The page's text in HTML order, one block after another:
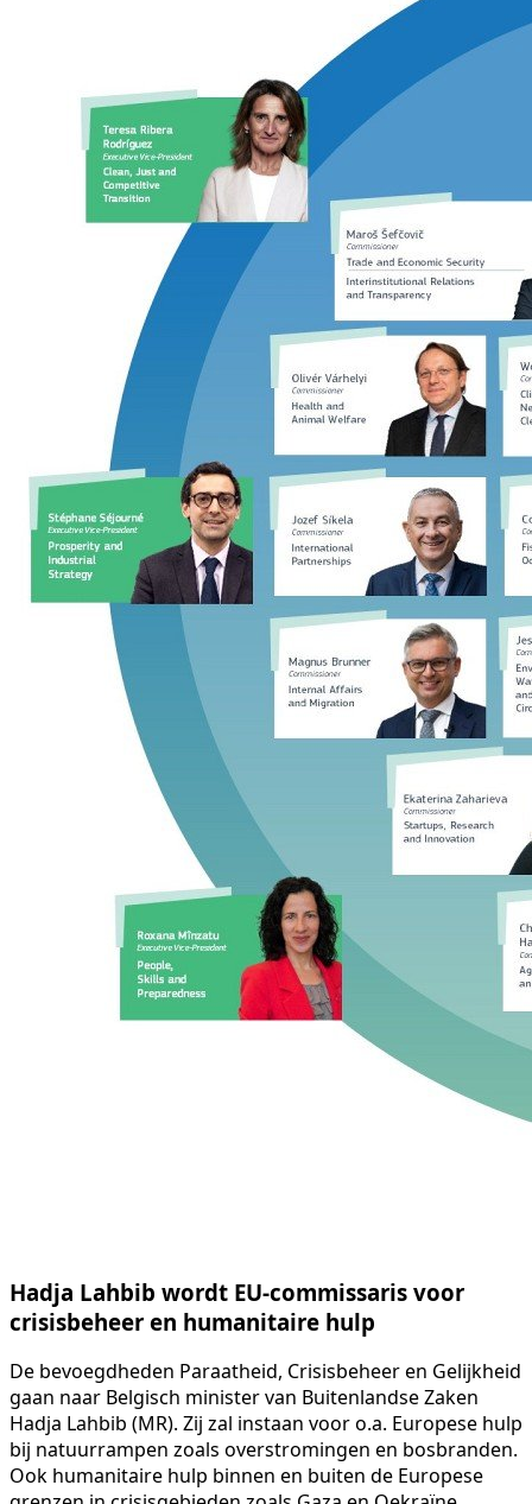
Hadja Lahbib wordt EU-commissaris voor
crisisbeheer en humanitaire hulp
De bevoegdheden Paraatheid, Crisisbeheer en Gelijkheid
gaan naar Belgisch minister van Buitenlandse Zaken
Hadja Lahbib (MR). Zij zal instaan voor o.a. Europese hulp
bij natuurrampen zoals overstromingen en bosbranden.
Ook humanitaire hulp binnen en buiten de Europese